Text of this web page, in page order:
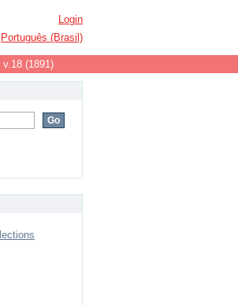
Login
Português (Brasil)
(1891)